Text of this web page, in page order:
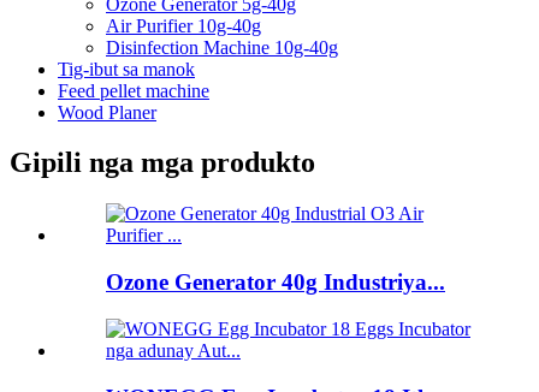
Air Purifier 10g-40g
Disinfection Machine 10g-40g
Tig-ibut sa manok
Feed pellet machine
Wood Planer
Gipili nga mga produkto
Ozone Generator 40g Industriya...